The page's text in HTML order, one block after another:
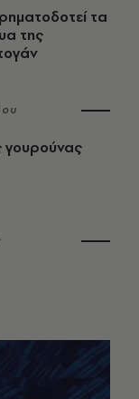
τα
της
γουρούνας